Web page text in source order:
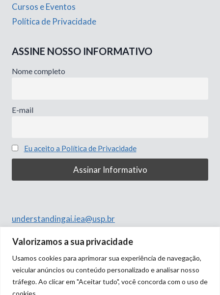
Valorizamos a sua privacidade
Usamos cookies para aprimorar sua experiência de navegação,
veicular anúncios ou conteúdo personalizado e analisar nosso
tráfego. Ao clicar em "Aceitar tudo", você concorda com o uso de
cookies.
Cursos e Eventos
Política de Privacidade
ASSINE NOSSO INFORMATIVO
Nome completo
E-mail
Eu aceito a Política de Privacidade
understandingai.iea@usp.br
Rua do Anfiteatro, 513
Butantã, São Paulo – SP
05508-060